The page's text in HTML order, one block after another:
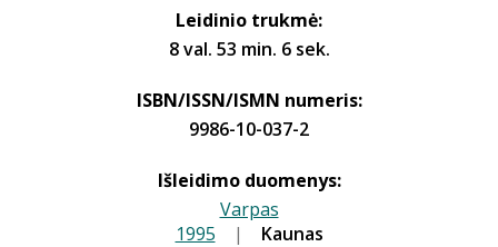
Leidinio trukmė:
8 val. 53 min. 6 sek.
ISBN/ISSN/ISMN numeris:
9986-10-037-2
Išleidimo duomenys:
Varpas
1995 | Kaunas